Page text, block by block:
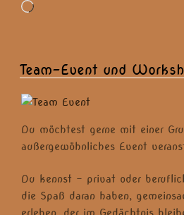
Wird
Team-Event und
Du möchtest gerne mit einer
außergewöhnliches Event
Du kennst – privat oder
die Spaß daran haben,